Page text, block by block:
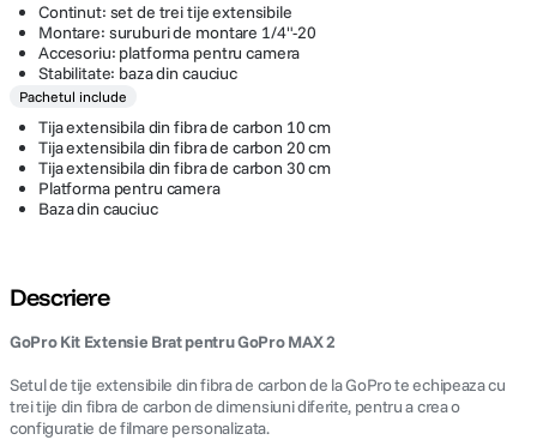
Continut: set de trei tije extensibile
Montare: suruburi de montare 1/4"-20
Accesoriu: platforma pentru camera
Stabilitate: baza din cauciuc
Pachetul include
Tija extensibila din fibra de carbon 10 cm
Tija extensibila din fibra de carbon 20 cm
Tija extensibila din fibra de carbon 30 cm
Platforma pentru camera
Baza din cauciuc
Descriere
GoPro Kit Extensie Brat pentru GoPro MAX 2
Setul de tije extensibile din fibra de carbon de la GoPro te echipeaza cu
trei tije din fibra de carbon de dimensiuni diferite, pentru a crea o
configuratie de filmare personalizata.